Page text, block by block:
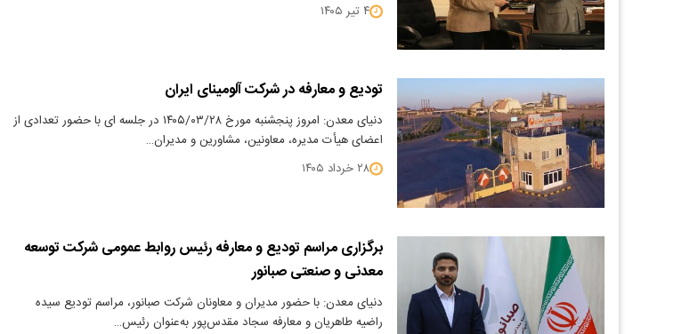
۴ تیر ۱۴۰۵
تودیع و معارفه در شرکت آلومینای ایران
دنیای معدن: امروز پنجشنبه مورخ ۱۴۰۵/۰۳/۲۸ در جلسه ای با حضور تعدادی از
اعضای هیأت مدیره، معاونین، مشاورین و مدیران…
۲۸ خرداد ۱۴۰۵
برگزاری مراسم تودیع و معارفه رئیس روابط عمومی شرکت توسعه
معدنی و صنعتی صبانور
دنیای معدن: با حضور مدیران و معاونان شرکت صبانور، مراسم تودیع سیده
راضیه طاهریان و معارفه سجاد مقدس‌پور به‌عنوان رئیس…